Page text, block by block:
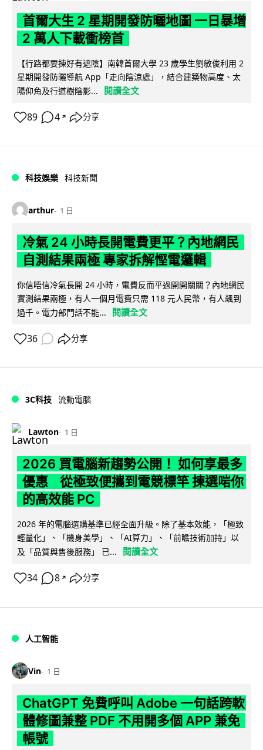
首爾大生 2 星期開發防曬地圖 一日暴增
2 萬人下載衝榜首
【行路都要揀好有遮陰】南韓首爾大學 23 歲學生劉敏俊利用 2
星期開發防曬導航 App「走向陰涼處」，結合建築物高度、太
陽仰角及行道樹陰影...
閱讀全文
89 4 ↗ 分享
科技娛樂 科技新聞
arthur 1 日
冷氣 24 小時長開電費更平？內地網民
自測結果兩極 專家拆解慳電邏輯
你信唔信冷氣長開 24 小時，電費反而平過開開關關？內地網民
實測結果兩極，有人一個月電費只需 118 元人民幣，有人飆到
過千。電力部門話不能...
閱讀全文
36 分享
3C科技 流動電腦
Lawton 1 日
2026 買電腦新趨勢公開！ 如何享最多
優惠 從極致便攜到電競標竿 揀選啱你
的高效能 PC
2026 年的電腦選購基準已經全面升級。除了基本效能，「極致
輕量化」、「機身美學」、「AI算力」、「前瞻技術加持」以
及「品質與售後服務」 已...
閱讀全文
34 8 ↗ 分享
人工智能
Vin 1 日
ChatGPT 免費呼叫 Adobe 一句話跨軟
體修圖兼整 PDF 不用開多個 APP 兼免
帳號